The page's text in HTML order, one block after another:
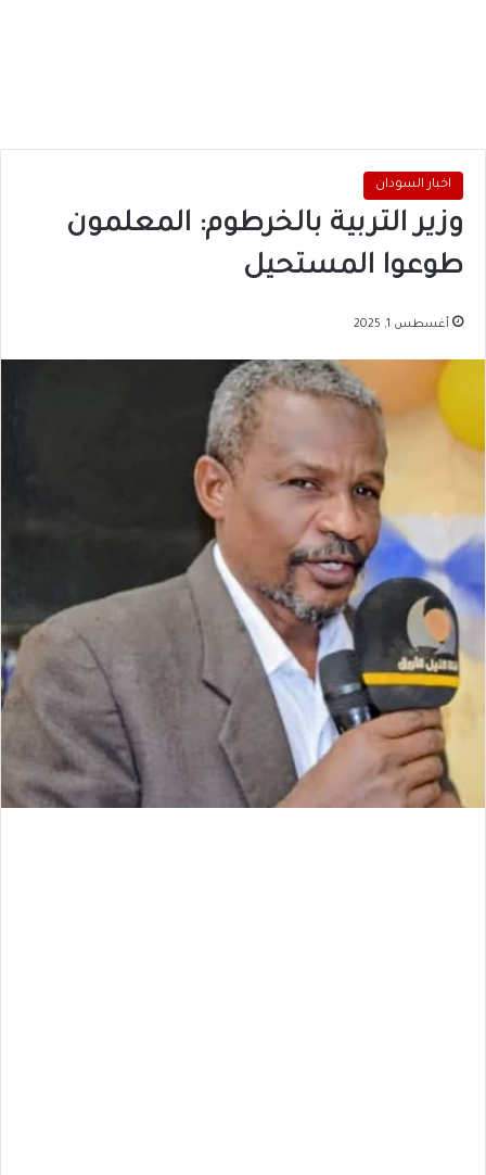
اخبار السودان
وزير التربية بالخرطوم: المعلمون
طوعوا المستحيل
أغسطس 1, 2025